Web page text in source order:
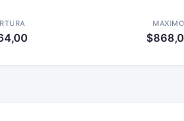
MAXIMO